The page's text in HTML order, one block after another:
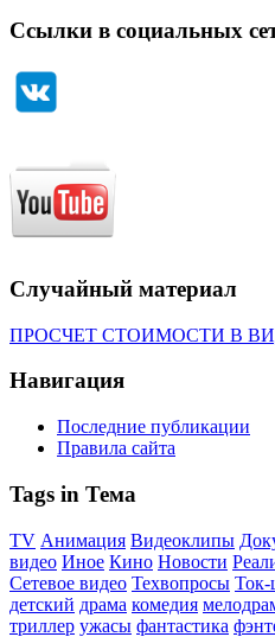
Ссылки в социальных
Случайный материал
ПРОСЧЕТ СТОИМОСТИ В
Навигация
Последние публикации
Правила сайта
Tags in Тема
TV Анимация Видеоклипы
видео Иное Кино Новости
Сетевое видео Техвопросы
детский драма комедия
триллер ужасы фантастика